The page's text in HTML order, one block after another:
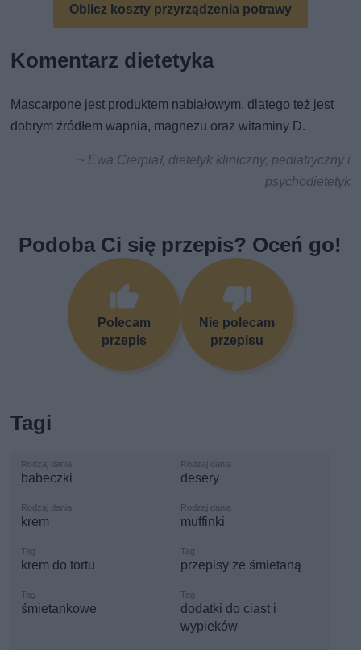
Oblicz koszty przyrządzenia potrawy
Komentarz dietetyka
Mascarpone jest produktem nabiałowym, dlatego też jest
dobrym źródłem wapnia, magnezu oraz witaminy D.
~ Ewa Cierpiał, dietetyk kliniczny, pediatryczny i
psychodietetyk
Podoba Ci się przepis? Oceń go!
Polecam
przepis
Nie polecam
przepisu
Tagi
babeczki desery
krem muffinki
krem do tortu przepisy ze śmietaną
śmietankowe
dodatki do ciast i
wypieków